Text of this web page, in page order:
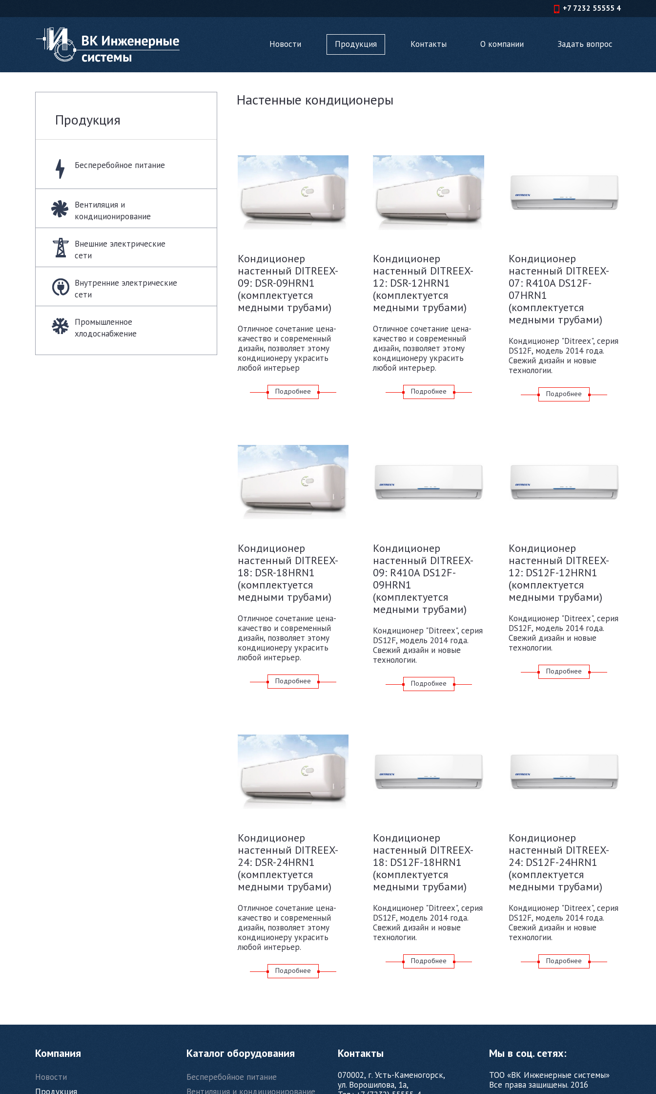
+7 7232 55555 4
Новости Продукция Контакты О компании Задать вопрос
Продукция
Бесперебойное питание
Вентиляция и
кондиционирование
Внешние электрические
сети
Внутренние электрические
сети
Промышленное
хлодоснабжение
Настенные кондиционеры
Кондиционер
настенный DITREEX-
09: DSR-09HRN1
(комплектуется
медными трубами)
Отличное сочетание цена-
качество и современный
дизайн, позволяет этому
кондиционеру украсить
любой интерьер
Подробнее
Кондиционер
настенный DITREEX-
12: DSR-12HRN1
(комплектуется
медными трубами)
Отличное сочетание цена-
качество и современный
дизайн, позволяет этому
кондиционеру украсить
любой интерьер.
Подробнее
Кондиционер
настенный DITREEX-
07: R410A DS12F-
07HRN1
(комплектуется
медными трубами)
Кондиционер "Ditreex", серия
DS12F, модель 2014 года.
Свежий дизайн и новые
технологии.
Подробнее
Кондиционер
настенный DITREEX-
18: DSR-18HRN1
(комплектуется
медными трубами)
Отличное сочетание цена-
качество и современный
дизайн, позволяет этому
кондиционеру украсить
любой интерьер.
Подробнее
Кондиционер
настенный DITREEX-
09: R410A DS12F-
09HRN1
(комплектуется
медными трубами)
Кондиционер "Ditreex", серия
DS12F, модель 2014 года.
Свежий дизайн и новые
технологии.
Подробнее
Кондиционер
настенный DITREEX-
12: DS12F-12HRN1
(комплектуется
медными трубами)
Кондиционер "Ditreex", серия
DS12F, модель 2014 года.
Свежий дизайн и новые
технологии.
Подробнее
Кондиционер
настенный DITREEX-
24: DSR-24HRN1
(комплектуется
медными трубами)
Отличное сочетание цена-
качество и современный
дизайн, позволяет этому
кондиционеру украсить
любой интерьер.
Подробнее
Кондиционер
настенный DITREEX-
18: DS12F-18HRN1
(комплектуется
медными трубами)
Кондиционер "Ditreex", серия
DS12F, модель 2014 года.
Свежий дизайн и новые
технологии.
Подробнее
Кондиционер
настенный DITREEX-
24: DS12F-24HRN1
(комплектуется
медными трубами)
Кондиционер "Ditreex", серия
DS12F, модель 2014 года.
Свежий дизайн и новые
технологии.
Подробнее
Компания
Новости
Продукция
Каталог оборудования
Бесперебойное питание
Вентиляция и кондиционирование
Контакты
070002, г. Усть-Каменогорск,
ул. Ворошилова, 1а,
Мы в соц. сетях:
ТОО «ВК Инженерные системы»
Все права защищены. 2016